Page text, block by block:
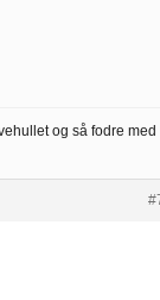
og så fodre med